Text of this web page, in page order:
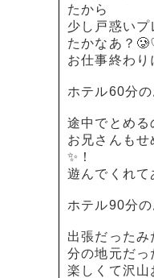
たから
少し戸惑い
たかなあ？
お仕事終わ
ホテル60分
途中でとめ
お兄さんも
✨！
遊んでくれ
ホテル90分
出張だった
分の地元だ
楽しくて沢